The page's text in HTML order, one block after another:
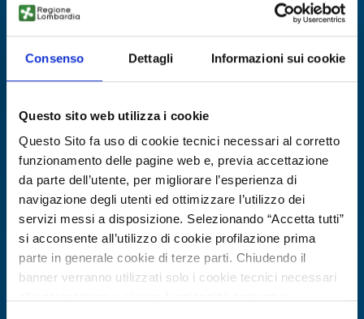
Consenso Dettagli Informazioni sui cookie
Questo sito web utilizza i cookie
Questo Sito fa uso di cookie tecnici necessari al corretto
funzionamento delle pagine web e, previa accettazione
da parte dell’utente, per migliorare l’esperienza di
navigazione degli utenti ed ottimizzare l’utilizzo dei
servizi messi a disposizione. Selezionando “Accetta tutti”
si acconsente all’utilizzo di cookie profilazione prima
parte in generale cookie di terze parti. Chiudendo il
banner verranno utilizzati solo i cookie tecnici necessari
Filtro EMI attivo per elettronica
DISCOVER MORE →
Expires on28 ottobre 2026